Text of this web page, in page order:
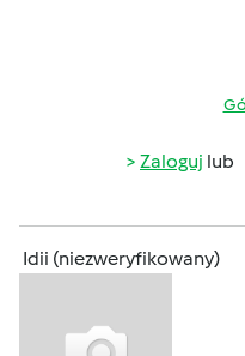
Zaloguj lub
Idii (niezweryfikowany)